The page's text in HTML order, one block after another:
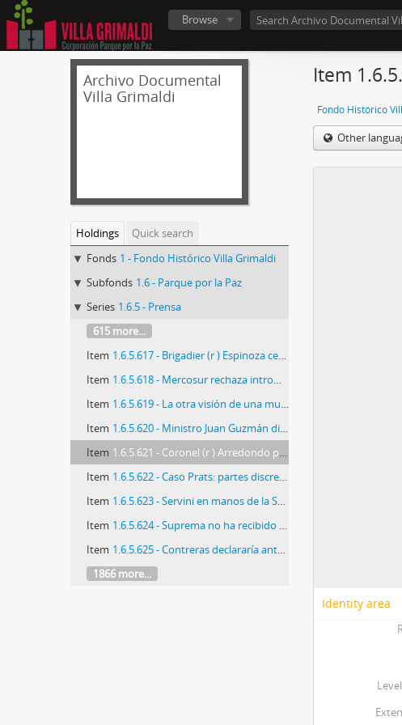
Browse
Archivo Documental
Villa Grimaldi
Holdings
Quick search
Fonds 1 - Fondo Histórico Villa Grimaldi
Subfonds 1.6 - Parque por la Paz
Series 1.6.5 - Prensa
615 more...
Item 1.6.5.617 - Brigadier (r ) Espinoza cerca de su libertad
Item 1.6.5.618 - Mercosur rechaza intromisión de España
Item 1.6.5.619 - La otra visión de una muerte
Item 1.6.5.620 - Ministro Juan Guzmán dio libertad a general (r ) Sergio Arellano Stark
Item 1.6.5.621 - Coronel (r ) Arredondo pidió libertad
Item 1.6.5.622 - Caso Prats: partes discrepan por visita de jueza Servini
Item 1.6.5.623 - Servini en manos de la Suprema
Item 1.6.5.624 - Suprema no ha recibido nada oficial de visita de jueza
Item 1.6.5.625 - Contreras declararía ante jueza argentina
1866 more...
Item
Fondo Histórico
Other
Identity area